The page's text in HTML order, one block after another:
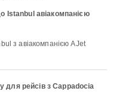
Istanbul авіакомпанією
для рейсів з Cappadocia